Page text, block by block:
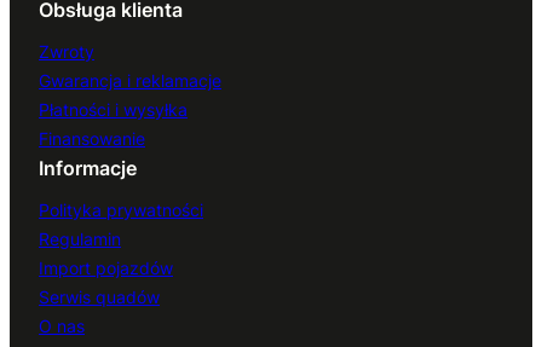
Obsługa klienta
Zwroty
Gwarancja i reklamacje
Płatności i wysyłka
Finansowanie
Informacje
Polityka prywatności
Regulamin
Import pojazdów
Serwis quadów
O nas